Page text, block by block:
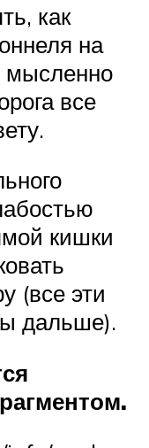
как
на
мысленно
все
кишки
(все эти
дальше).